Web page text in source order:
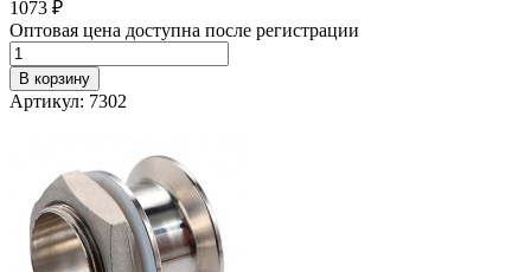
1073 ₽
Оптовая цена доступна после регистрации
В корзину
Артикул: 7302